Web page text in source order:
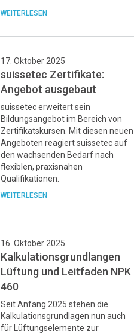
WEITERLESEN
17. Oktober 2025
suissetec Zertifikate:
Angebot ausgebaut
suissetec erweitert sein
Bildungsangebot im Bereich von
Zertifikatskursen. Mit diesen neuen
Angeboten reagiert suissetec auf
den wachsenden Bedarf nach
flexiblen, praxisnahen
Qualifikationen.
WEITERLESEN
16. Oktober 2025
Kalkulationsgrundlangen
Lüftung und Leitfaden NPK
460
Seit Anfang 2025 stehen die
Kalkulationsgrundlagen nun auch
für Lüftungselemente zur